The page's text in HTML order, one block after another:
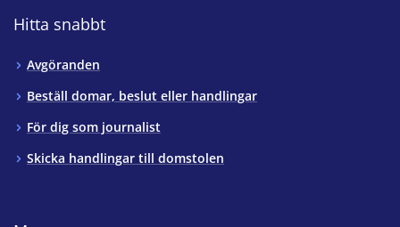
Hitta snabbt
Avgöranden
Beställ domar, beslut eller handlingar
För dig som journalist
Skicka handlingar till domstolen